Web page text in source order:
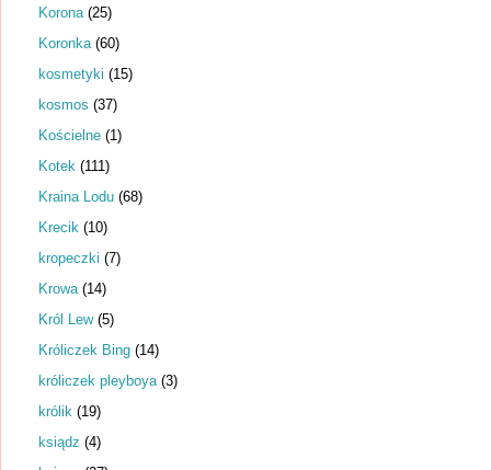
Korona (25)
Koronka (60)
kosmetyki (15)
kosmos (37)
Kościelne (1)
Kotek (111)
Kraina Lodu (68)
Krecik (10)
kropeczki (7)
Krowa (14)
Król Lew (5)
Króliczek Bing (14)
króliczek pleyboya (3)
królik (19)
ksiądz (4)